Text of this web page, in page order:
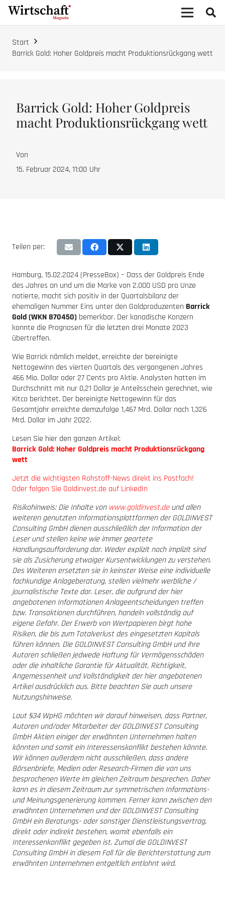
Start
Barrick Gold: Hoher Goldpreis macht Produktionsrückgang wett
Barrick Gold: Hoher Goldpreis
macht Produktionsrückgang wett
Von
15. Februar 2024, 11:00 Uhr
Teilen per:
Hamburg, 15.02.2024 (PresseBox) – Dass der Goldpreis Ende
des Jahres an und um die Marke von 2.000 USD pro Unze
notierte, macht sich positiv in der Quartalsbilanz der
ehemaligen Nummer Eins unter den Goldproduzenten Barrick
Gold (WKN 870450) bemerkbar. Der kanadische Konzern
konnte die Prognosen für die letzten drei Monate 2023
übertreffen.
Wie Barrick nämlich meldet, erreichte der bereinigte
Nettogewinn des vierten Quartals des vergangenen Jahres
466 Mio. Dollar oder 27 Cents pro Aktie. Analysten hatten im
Durchschnitt mit nur 0,21 Dollar je Anteilsschein gerechnet, wie
Kitco berichtet. Der bereinigte Nettogewinn für das
Gesamtjahr erreichte demzufolge 1,467 Mrd. Dollar nach 1,326
Mrd. Dollar im Jahr 2022.
Lesen Sie hier den ganzen Artikel:
Barrick Gold: Hoher Goldpreis macht Produktionsrückgang
wett
Jetzt die wichtigsten Rohstoff-News direkt ins Postfach!
Oder folgen Sie Goldinvest.de auf LinkedIn
Risikohinweis: Die Inhalte von www.goldinvest.deund allen
weiteren genutzten Informationsplattformen der GOLDINVEST
Consulting GmbH dienen ausschließlich der Information der
Leser und stellen keine wie immer geartete
Handlungsaufforderung dar. Weder explizit noch implizit sind
sie als Zusicherung etwaiger Kursentwicklungen zu verstehen.
Des Weiteren ersetzten sie in keinster Weise eine individuelle
fachkundige Anlageberatung, stellen vielmehr werbliche /
journalistische Texte dar. Leser, die aufgrund der hier
angebotenen Informationen Anlageentscheidungen treffen
bzw. Transaktionen durchführen, handeln vollständig auf
eigene Gefahr. Der Erwerb von Wertpapieren birgt hohe
Risiken, die bis zum Totalverlust des eingesetzten Kapitals
führen können. Die GOLDINVEST Consulting GmbH und ihre
Autoren schließen jedwede Haftung für Vermögensschäden
oder die inhaltliche Garantie für Aktualität, Richtigkeit,
Angemessenheit und Vollständigkeit der hier angebotenen
Artikel ausdrücklich aus. Bitte beachten Sie auch unsere
Nutzungshinweise.
Laut §34 WpHG möchten wir darauf hinweisen, dass Partner,
Autoren und/oder Mitarbeiter der GOLDINVEST Consulting
GmbH Aktien einiger der erwähnten Unternehmen halten
könnten und somit ein Interessenskonflikt bestehen könnte.
Wir können außerdem nicht ausschließen, dass andere
Börsenbriefe, Medien oder Research-Firmen die von uns
besprochenen Werte im gleichen Zeitraum besprechen. Daher
kann es in diesem Zeitraum zur symmetrischen Informations-
und Meinungsgenerierung kommen. Ferner kann zwischen den
erwähnten Unternehmen und der GOLDINVEST Consulting
GmbH ein Beratungs- oder sonstiger Dienstleistungsvertrag,
direkt oder indirekt bestehen, womit ebenfalls ein
Interessenkonflikt gegeben ist. Zumal die GOLDINVEST
Consulting GmbH in diesem Fall für die Berichterstattung zum
erwähnten Unternehmen entgeltlich entlohnt wird.